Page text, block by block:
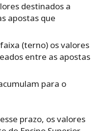
destinados a
apostas que
(terno) os valores
entre as apostas
para o
prazo, os valores